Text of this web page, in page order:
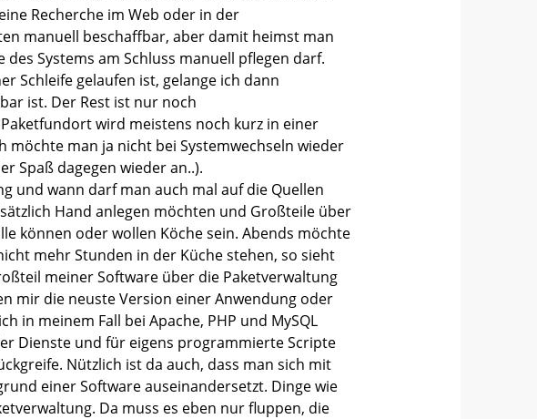
Recherche im Web oder in der
manuell beschaffbar, aber damit heimst man
Systems am Schluss manuell pflegen darf.
Schleife gelaufen ist, gelange ich dann
ist. Der Rest ist nur noch
wird meistens noch kurz in einer
man ja nicht bei Systemwechseln wieder
Spaß dagegen wieder an..).
und wann darf man auch mal auf die Quellen
Hand anlegen möchten und Großteile über
können oder wollen Köche sein. Abends möchte
mehr Stunden in der Küche stehen, so sieht
meiner Software über die Paketverwaltung
mir die neuste Version einer Anwendung oder
in meinem Fall bei Apache, PHP und MySQL
Dienste und für eigens programmierte Scripte
Nützlich ist da auch, dass man sich mit
einer Software auseinandersetzt. Dinge wie
Da muss es eben nur fluppen, die